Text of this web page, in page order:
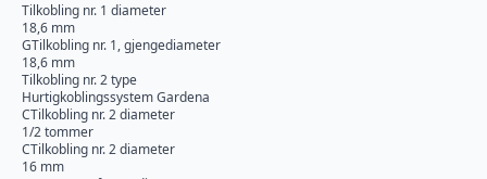
Tilkobling nr. 1 diameter
18,6 mm
GTilkobling nr. 1, gjengediameter
18,6 mm
Tilkobling nr. 2 type
Hurtigkoblingssystem Gardena
CTilkobling nr. 2 diameter
1/2 tommer
CTilkobling nr. 2 diameter
16 mm